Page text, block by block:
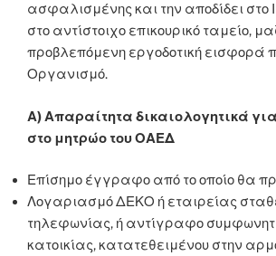
ασφαλισμένης και την αποδίδει στο
στο αντίστοιχο επικουρικό ταμείο,
προβλεπόμενη εργοδοτική εισφορά
Οργανισμό.
Α) Απαραίτητα δικαιολογητικά
στο μητρώο του ΟΑΕΔ
Επίσημο έγγραφο από το οποίο θα
Λογαριασμό ΔΕΚΟ ή εταιρείας
τηλεφωνίας, ή αντίγραφο
κατοικίας, κατατεθειμένου στην